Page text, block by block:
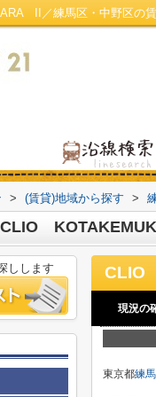
II／練馬区・中野区の賃
> (賃貸)地域から探す >
CLIO
現況の
東京都練
しします